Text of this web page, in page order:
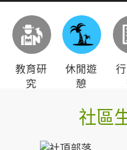
教育研
究
休閒遊
憩
社區